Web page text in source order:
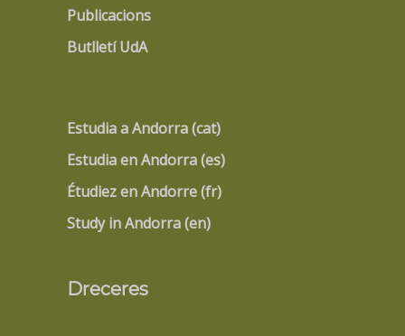
Publicacions
Butlletí UdA
Estudia a Andorra (cat)
Estudia en Andorra (es)
Étudiez en Andorre (fr)
Study in Andorra (en)
Dreceres